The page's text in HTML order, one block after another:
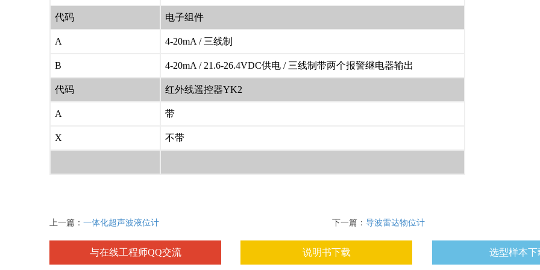
代码 电子组件
A 4-20mA / 三线制
B 4-20mA / 21.6-26.4VDC供电 / 三线制带两个报警继电器输出
代码 红外线遥控器YK2
A 带
X 不带
上一篇： 一体化超声波液位计 下一篇：导波雷达物位计
与在线工程师QQ交流 说明书下载 选型样本下